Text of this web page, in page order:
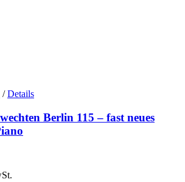
/ Details
Berlin 115 – fast neues